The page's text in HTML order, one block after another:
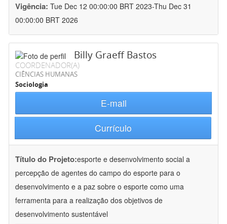
Vigência: Tue Dec 12 00:00:00 BRT 2023-Thu Dec 31
00:00:00 BRT 2026
Billy Graeff Bastos
COORDENADOR(A)
CIÊNCIAS HUMANAS
Sociologia
E-mail
Currículo
Título do Projeto:esporte e desenvolvimento social a
percepção de agentes do campo do esporte para o
desenvolvimento e a paz sobre o esporte como uma
ferramenta para a realização dos objetivos de
desenvolvimento sustentável